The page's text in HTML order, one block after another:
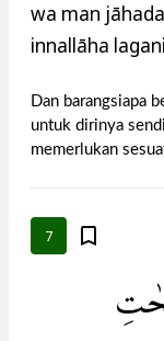
wa man
innallāha
Dan barangsiapa
untuk dirinya
memerlukan
7